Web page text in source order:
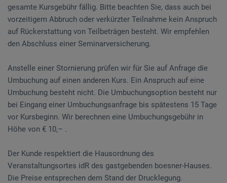
gesamte Kursgebühr fällig. Bitte beachten Sie, dass auch bei
vorzeitigem Abbruch oder verkürzter Teilnahme kein Anspruch
auf Rückerstattung von Teilbeträgen besteht. Wir empfehlen
den Abschluss einer Seminarversicherung.
Anstelle einer Stornierung prüfen wir für Sie auf Anfrage die
Umbuchung auf einen anderen Kurs. Ein Anspruch auf eine
Umbuchung besteht nicht. Die Umbuchungsoption besteht nur
bei Eingang einer Umbuchungsanfrage bis spätestens 15 Tage
vor Kursbeginn. Wir berechnen eine Umbuchungsgebühr in
Höhe von € 10,– .
Der Kunde respektiert die Hausordnung des
Veranstaltungsortes idR des gastgebenden boesner-Hauses.
Die Preise entsprechen dem Stand der Drucklegung.